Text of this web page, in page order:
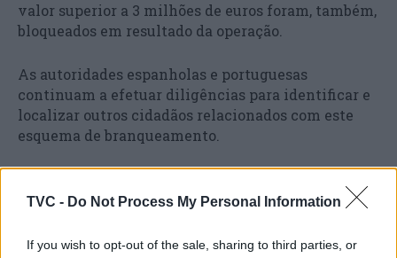
TVC - Do Not Process My Personal Information
If you wish to opt-out of the sale, sharing to third parties, or
valor superior a 3 milhões de euros foram, também,
bloqueados em resultado da operação.
As autoridades espanholas e portuguesas
continuam a efetuar diligências para identificar e
localizar outros cidadãos relacionados com este
esquema de branqueamento.